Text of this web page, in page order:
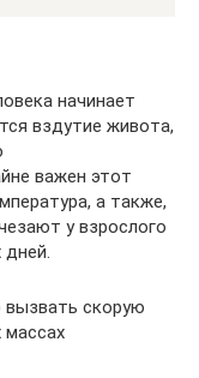
начинает
вздутие живота,
важен этот
а также,
у взрослого
вызвать скорую